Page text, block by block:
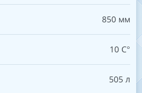
850 мм
10 С°
505 л